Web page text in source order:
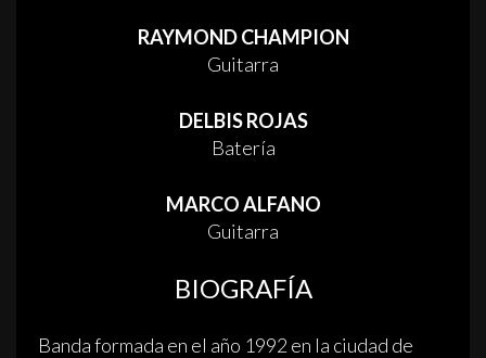
RAYMOND CHAMPION
Guitarra
DELBIS ROJAS
Batería
MARCO ALFANO
Guitarra
BIOGRAFÍA
Banda formada en el año 1992 en la ciudad de